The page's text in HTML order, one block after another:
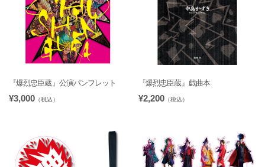
『爆烈忠臣蔵』公演パンフレット
¥3,000 （税込）
『爆烈忠臣蔵』戯曲本
¥2,200 （税込）